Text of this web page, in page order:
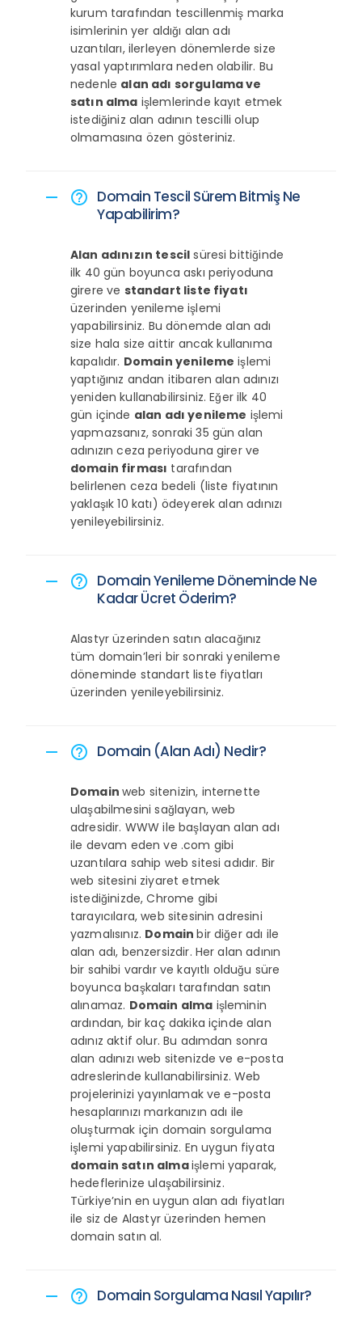
kurum tarafından tescillenmiş marka
isimlerinin yer aldığı alan adı
uzantıları, ilerleyen dönemlerde size
yasal yaptırımlara neden olabilir. Bu
nedenle alan adı sorgulama ve
satın alma işlemlerinde kayıt etmek
istediğiniz alan adının tescilli olup
olmamasına özen gösteriniz.
remove help_outline Domain Tescil Sürem Bitmiş Ne
Yapabilirim?
Alan adınızın tescil süresi bittiğinde
ilk 40 gün boyunca askı periyoduna
girere ve standart liste fiyatı
üzerinden yenileme işlemi
yapabilirsiniz. Bu dönemde alan adı
size hala size aittir ancak kullanıma
kapalıdır. Domain yenileme işlemi
yaptığınız andan itibaren alan adınızı
yeniden kullanabilirsiniz. Eğer ilk 40
gün içinde alan adı yenileme işlemi
yapmazsanız, sonraki 35 gün alan
adınızın ceza periyoduna girer ve
domain firması tarafından
belirlenen ceza bedeli (liste fiyatının
yaklaşık 10 katı) ödeyerek alan adınızı
yenileyebilirsiniz.
remove help_outline Domain Yenileme Döneminde Ne
Kadar Ücret Öderim?
Alastyr üzerinden satın alacağınız
tüm domain’leri bir sonraki yenileme
döneminde standart liste fiyatları
üzerinden yenileyebilirsiniz.
remove help_outline Domain (Alan Adı) Nedir?
Domainweb sitenizin, internette
ulaşabilmesini sağlayan, web
adresidir. WWW ile başlayan alan adı
ile devam eden ve .com gibi
uzantılara sahip web sitesi adıdır. Bir
web sitesini ziyaret etmek
istediğinizde, Chrome gibi
tarayıcılara, web sitesinin adresini
yazmalısınız. Domainbir diğer adı ile
alan adı, benzersizdir. Her alan adının
bir sahibi vardır ve kayıtlı olduğu süre
boyunca başkaları tarafından satın
alınamaz. Domain alma işleminin
ardından, bir kaç dakika içinde alan
adınız aktif olur. Bu adımdan sonra
alan adınızı web sitenizde ve e-posta
adreslerinde kullanabilirsiniz. Web
projelerinizi yayınlamak ve e-posta
hesaplarınızı markanızın adı ile
oluşturmak için domain sorgulama
işlemi yapabilirsiniz. En uygun fiyata
domain satın almaişlemi yaparak,
hedeflerinize ulaşabilirsiniz.
Türkiye’nin en uygun alan adı fiyatları
ile siz de Alastyr üzerinden hemen
domain satın al.
remove help_outline Domain Sorgulama Nasıl Yapılır?